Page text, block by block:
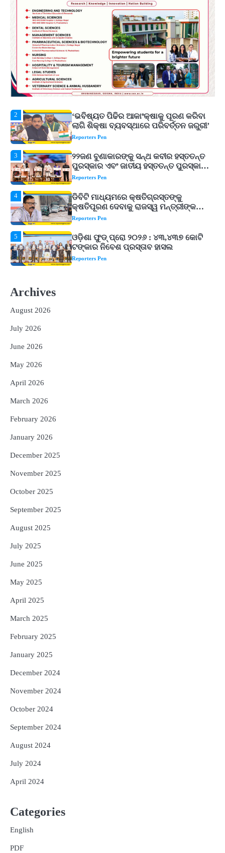
ଟଙ୍କାର ନିବେଶ ପ୍ରସ୍ତାବ ହାସଲ
Reporters Pen
ଘରର ବାସ୍ତୁଦୋଷ ଦୂର କରିବ ଲିଲି ଫୁଲ!
Reporters Pen
‘ଭବିଷ୍ୟତ ପିଢିର ଆକାଂକ୍ଷାକୁ ପୂରଣ କରିବା
ଲାଗି ଶିକ୍ଷା ବ୍ୟବସ୍ଥାରେ ପରିବର୍ତ୍ତନ ଜରୁରୀ’
Reporters Pen
3
୨୨ଜଣ ବୁଣାକାରଙ୍କୁ ସନ୍ଥ କବୀର ହସ୍ତତନ୍ତ
ପୁରସ୍କାର ଏବଂ ଜାତୀୟ ହସ୍ତତନ୍ତ ପୁରସ୍କାର
ପ୍ରଦାନ, ଓଡ଼ିଶାରୁ ୨ ଜଣଙ୍କୁ ମିଳିଲା
Reporters Pen
4
ଡିବିଟି ମାଧ୍ୟମରେ କ୍ଷତିଗ୍ରସ୍ତଙ୍କୁ
କ୍ଷତିପୂରଣ ଦେବାକୁ ରାଜସ୍ୱ ମନ୍ତ୍ରୀଙ୍କ
ନିର୍ଦ୍ଦେଶ
Reporters Pen
5
ଓଡ଼ିଶା ଫୁଡ୍ ପ୍ରୋ ୨୦୨୬ : ୪୩,୪୩୭ କୋଟି
ଟଙ୍କାର ନିବେଶ ପ୍ରସ୍ତାବ ହାସଲ
Reporters Pen
1
ଘରର ବାସ୍ତୁଦୋଷ ଦୂର କରିବ ଲିଲି ଫୁଲ!
Reporters Pen
5
Archives
August 2026
July 2026
June 2026
May 2026
April 2026
March 2026
February 2026
January 2026
December 2025
November 2025
October 2025
September 2025
August 2025
July 2025
June 2025
May 2025
April 2025
March 2025
February 2025
January 2025
December 2024
November 2024
October 2024
September 2024
August 2024
July 2024
April 2024
Categories
English
PDF